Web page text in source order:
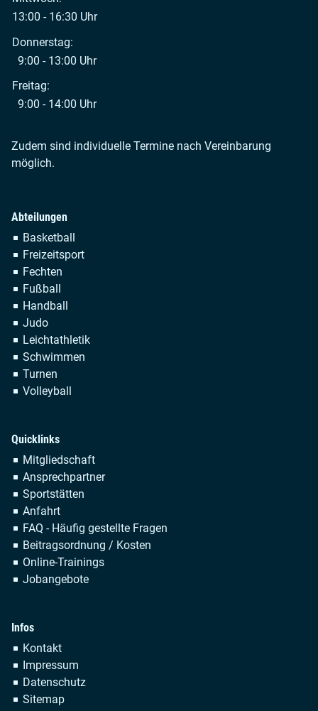
13:00 - 16:30 Uhr
Donnerstag:
9:00 - 13:00 Uhr
Freitag:
9:00 - 14:00 Uhr
Zudem sind individuelle Termine nach Vereinbarung
möglich.
Abteilungen
Navigation
überspringen
Basketball
Freizeitsport
Fechten
Fußball
Handball
Judo
Leichtathletik
Schwimmen
Turnen
Volleyball
Quicklinks
Navigation
überspringen
Mitgliedschaft
Ansprechpartner
Sportstätten
Anfahrt
FAQ - Häufig gestellte Fragen
Beitragsordnung / Kosten
Online-Trainings
Jobangebote
Infos
Navigation
überspringen
Kontakt
Impressum
Datenschutz
Sitemap